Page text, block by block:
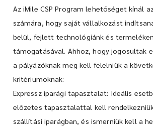
Az iMile CSP Program lehetőséget kínál
számára, hogy saját vállalkozást
belül, fejlett technológiánk és
támogatásával. Ahhoz, hogy jogosultak
a pályázóknak meg kell felelniük a
kritériumoknak:
Expressz iparági tapasztalat: Ideális
előzetes tapasztalattal kell
szállítási iparágban, és ismerniük kell a